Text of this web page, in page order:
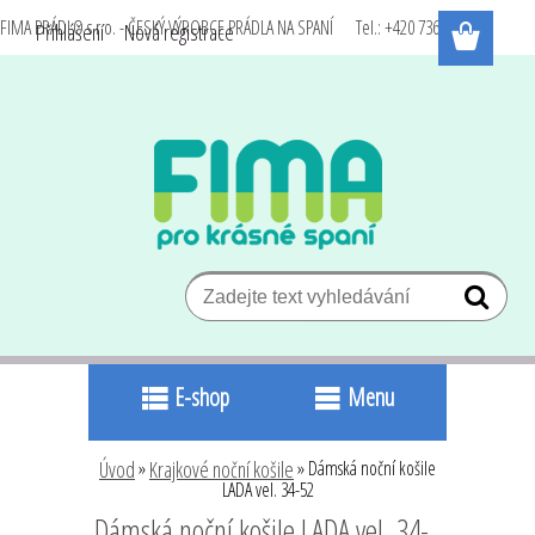
FIMA PRÁDLO s.r.o. - ČESKÝ VÝROBCE PRÁDLA NA SPANÍ Tel.: +420 736 540 338
Přihlášení Nová registrace
E-shop Menu
Úvod»Krajkové noční košile»Dámská noční košile
LADA vel. 34-52